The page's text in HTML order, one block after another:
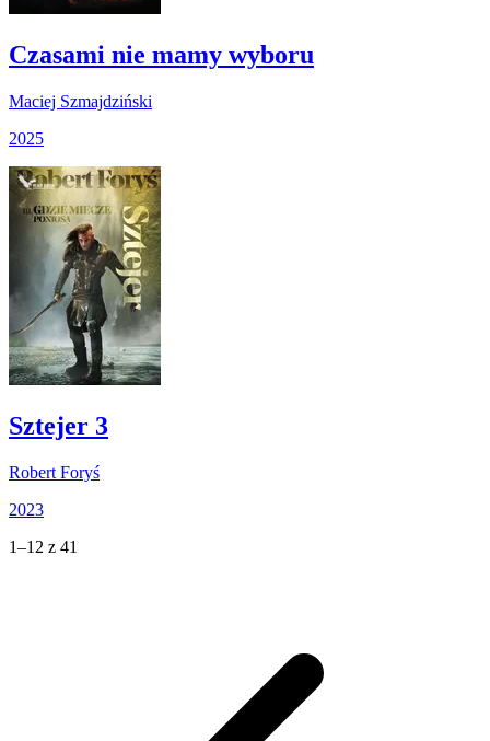
Czasami nie mamy wyboru
Maciej Szmajdziński
2025
Sztejer 3
Robert Foryś
2023
1–12 z 41